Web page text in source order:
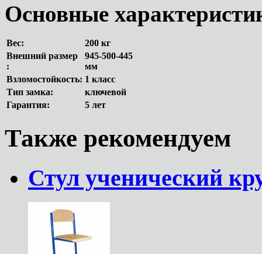
Основные
Вес:
200 кг
Внешний размер
:
945-500-445
мм
Взломостойкость: 1 класс
Тип замка:
ключевой
Гарантия:
5 лет
Также рекомендуем
Стул ученический